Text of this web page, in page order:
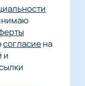
согласие на
и